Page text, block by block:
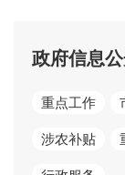
政府信息
重点工作
涉农补贴